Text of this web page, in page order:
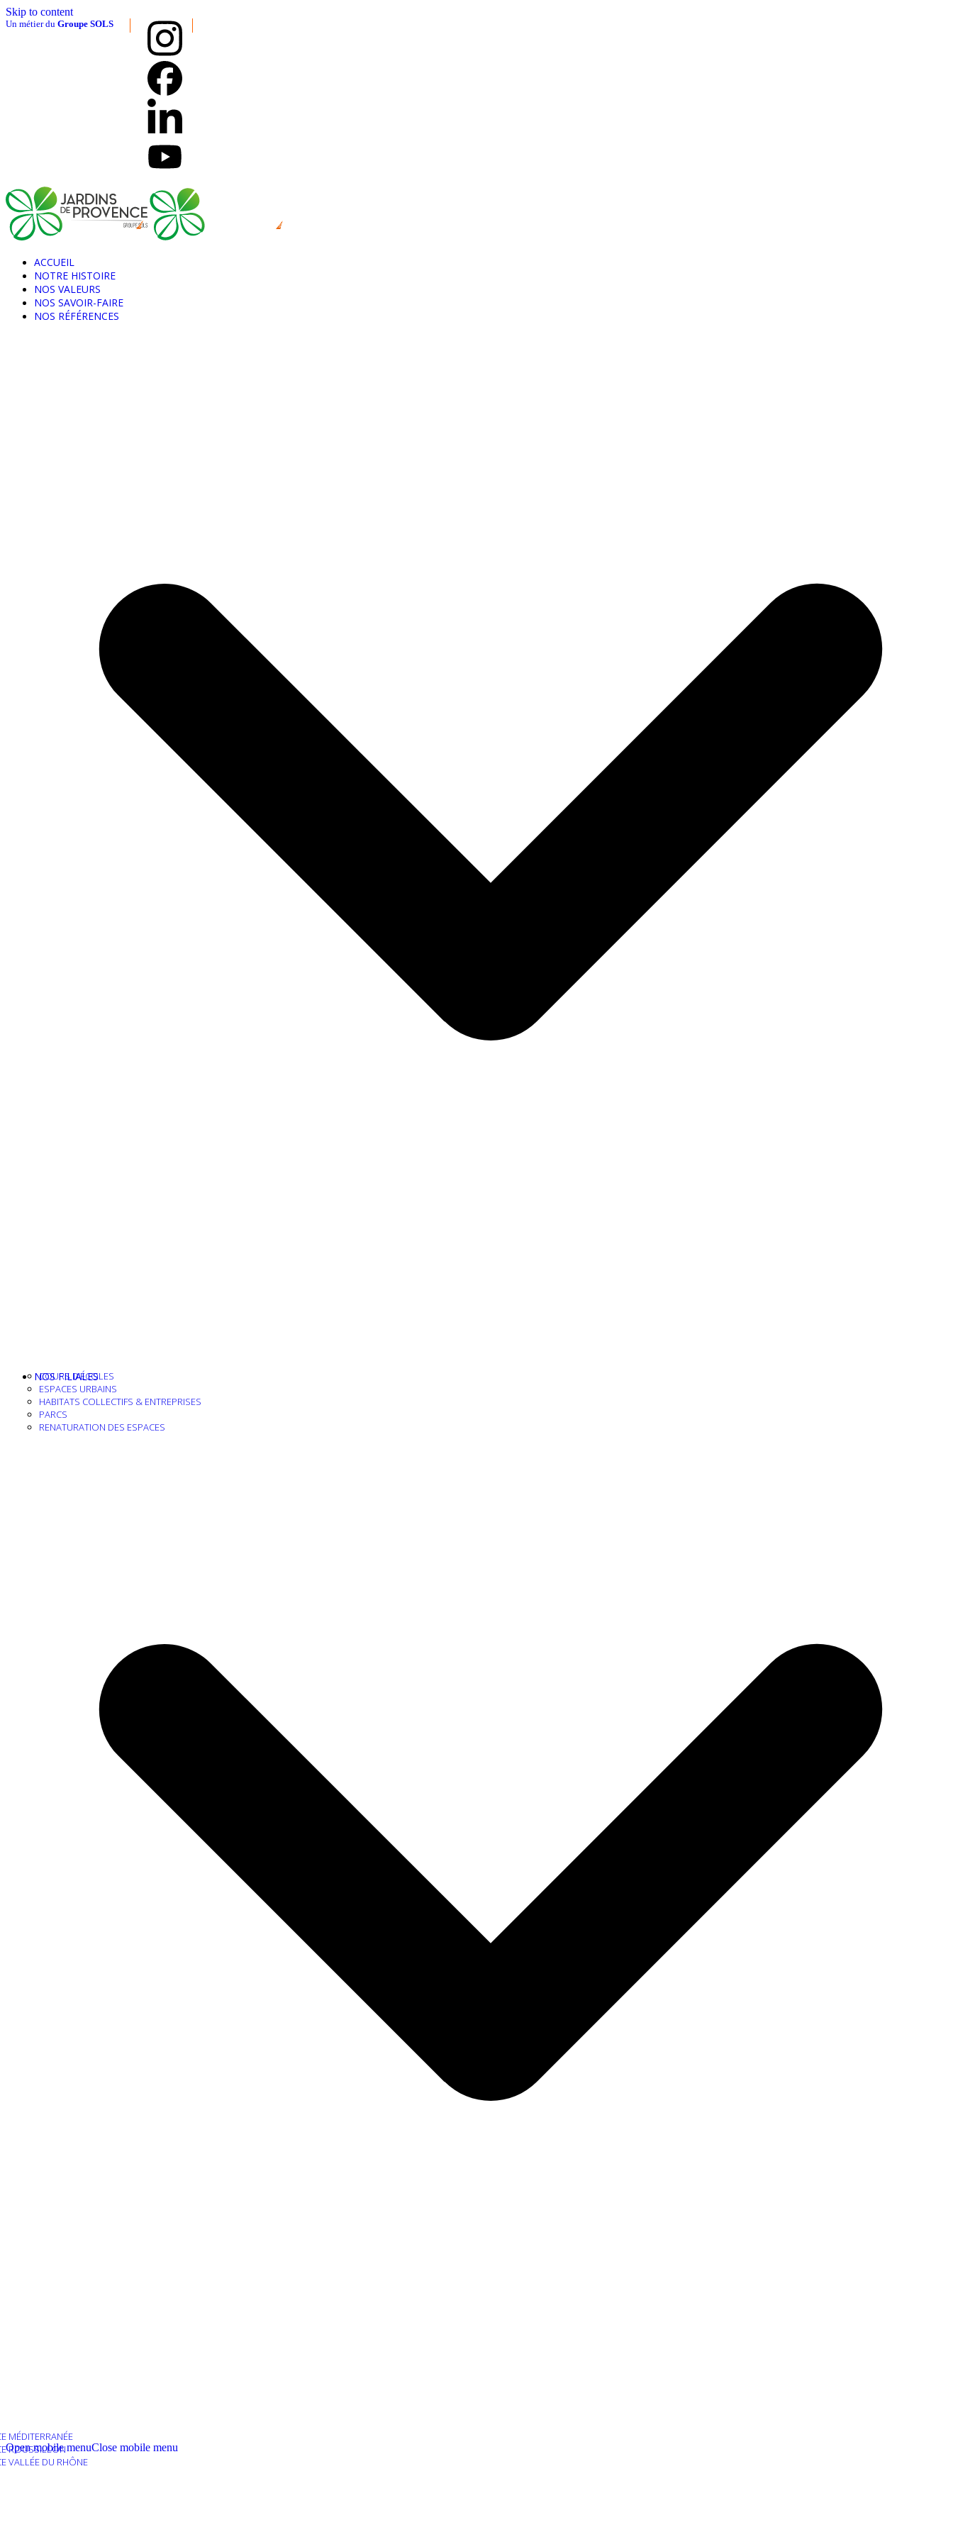
Skip to content
Un métier du Groupe SOLS
ACCUEIL
NOTRE HISTOIRE
NOS VALEURS
NOS SAVOIR-FAIRE
NOS RÉFÉRENCES
COURS D’ÉCOLES
ESPACES URBAINS
HABITATS COLLECTIFS & ENTREPRISES
PARCS
RENATURATION DES ESPACES
NOS FILIALES
MÉDITERRANÉE
ROUSSILLON
VALLÉE DU RHÔNE
Open mobile menuClose mobile menu